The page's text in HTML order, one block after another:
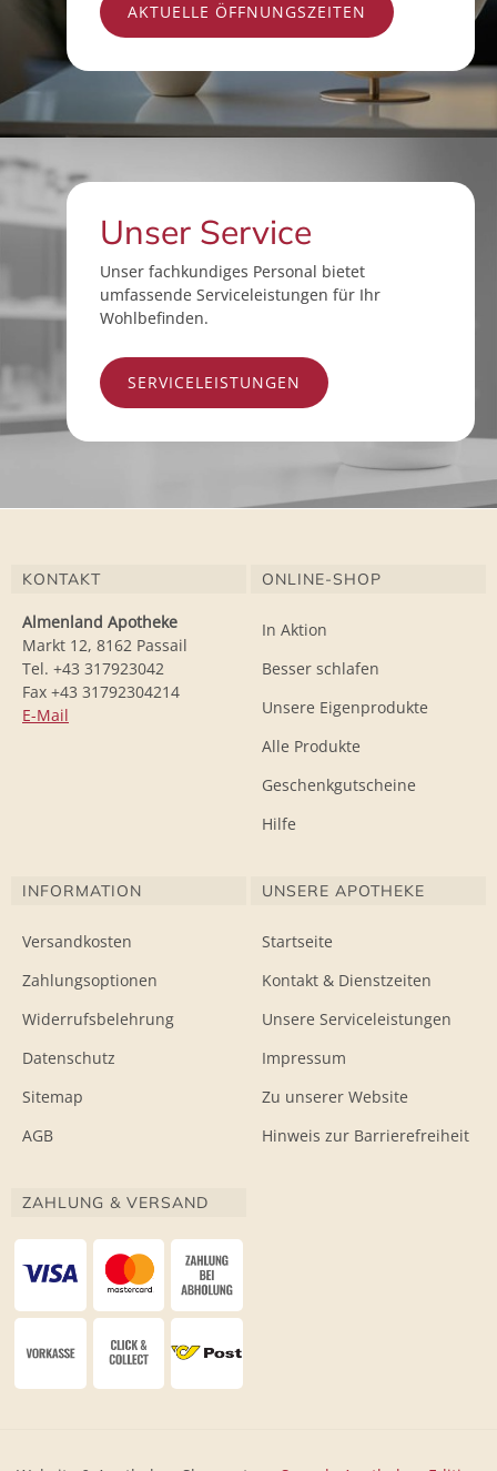
AKTUELLE ÖFFNUNGSZEITEN
Unser Service
Unser fachkundiges Personal bietet
umfassende Serviceleistungen für Ihr
Wohlbefinden.
SERVICELEISTUNGEN
KONTAKT
Almenland Apotheke
Markt 12, 8162 Passail
Tel. +43 317923042
Fax +43 31792304214
E-Mail
ONLINE-SHOP
In Aktion
Besser schlafen
Unsere Eigenprodukte
Alle Produkte
Geschenkgutscheine
Hilfe
INFORMATION
Versandkosten
Zahlungsoptionen
Widerrufsbelehrung
Datenschutz
Sitemap
AGB
UNSERE APOTHEKE
Startseite
Kontakt & Dienstzeiten
Unsere Serviceleistungen
Impressum
Zu unserer Website
Hinweis zur Barrierefreiheit
ZAHLUNG & VERSAND